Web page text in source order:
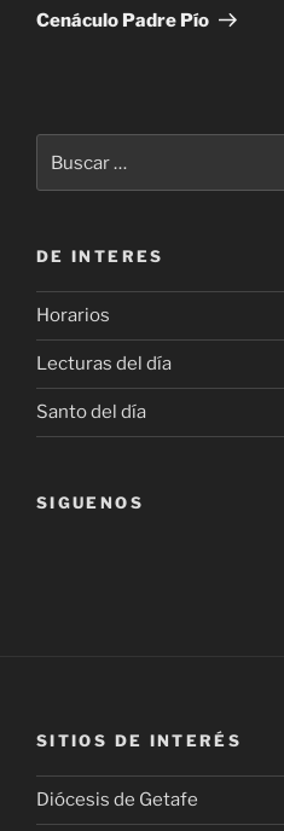
entrada
Cenáculo Padre Pío
por:
DE INTERES
Horarios
Lecturas del día
Santo del día
SIGUENOS
SITIOS DE INTERÉS
Diócesis de Getafe